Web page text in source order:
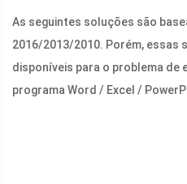
As seguintes soluções são
2016/2013/2010. Porém, essas
disponíveis para o problema de
programa Word / Excel /